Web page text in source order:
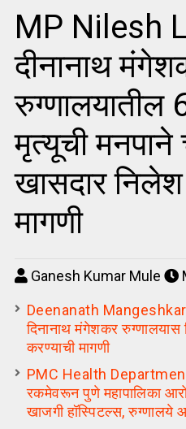
MP Nilesh
दीनानाथ
रुग्णालयातील
मृत्यूची मनपाने
खासदार
मागणी
Ganesh Kumar Mule
Deenanath
दिनानाथ मंगेशकर रुग्णालयास
करण्याची मागणी
PMC Health
रकमेवरून पुणे महापालिका
खाजगी हॉस्पिटल्स, रुग्णालये